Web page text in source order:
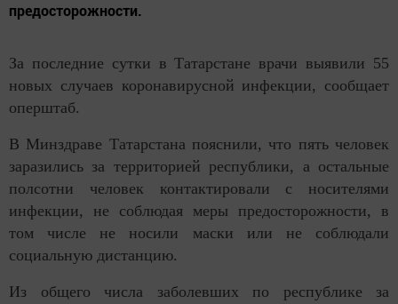
предосторожности.
За последние сутки в Татарстане врачи выявили 55
новых случаев коронавирусной инфекции, сообщает
оперштаб.
В Минздраве Татарстана пояснили, что пять человек
заразились за территорией республики, а остальные
полсотни человек контактировали с носителями
инфекции, не соблюдая меры предосторожности, в
том числе не носили маски или не соблюдали
социальную дистанцию.
Из общего числа заболевших по республике за